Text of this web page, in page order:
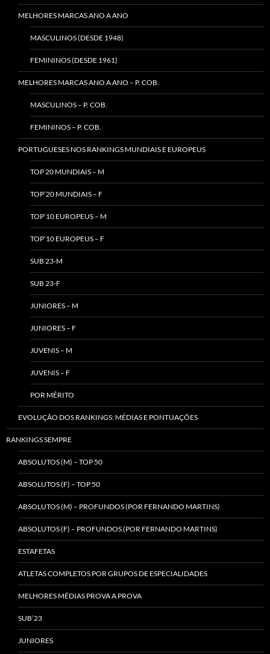
MELHORES MARCAS ANO A ANO
MASCULINOS (DESDE 1948)
FEMININOS (DESDE 1961)
MELHORES MARCAS ANO A ANO – P. COB.
MASCULINOS – P. COB.
FEMININOS – P. COB.
PORTUGUESES NOS RANKINGS MUNDIAIS E EUROPEUS
TOP 20 MUNDIAIS – M
TOP’20 MUNDIAIS – F
TOP’10 EUROPEUS – M
TOP’10 EUROPEUS – F
SUB 23-M
SUB 23-F
JUNIORES – M
JUNIORES – F
JUVENIS – M
JUVENIS – F
POR MÉRITO
EVOLUÇÃO DOS RANKINGS: MÉDIAS E PONTUAÇÕES
RANKINGS SEMPRE
ABSOLUTOS (M) – TOP 50
ABSOLUTOS (F) – TOP 50
ABSOLUTOS (M) – PROFUNDOS (POR FERNANDO MARTINS)
ABSOLUTOS (F) – PROFUNDOS (POR FERNANDO MARTINS)
ESTAFETAS
ATLETAS COMPLETOS POR GRUPOS DE ESPECIALIDADES
MELHORES MÉDIAS PROVA A PROVA
SUB’23
JUNIORES